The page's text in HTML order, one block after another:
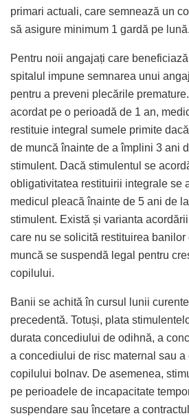
primari actuali, care semnează un
să asigure minimum 1 gardă pe lună.
Pentru noii angajați care
spitalul impune semnarea unui
pentru a preveni plecările
acordat pe o perioadă de 1 an,
restituie integral sumele primite
de muncă înainte de a împlini 3 ani
stimulent. Dacă stimulentul se
obligativitatea restituirii integrale se
medicul pleacă înainte de 5 ani de
stimulent. Există și varianta
care nu se solicită restituirea banilor
muncă se suspendă legal pentru
copilului.
Banii se achită în cursul lunii
precedentă. Totuși, plata
durata concediului de odihnă, a
a concediului de risc maternal sau
copilului bolnav. De asemenea,
pe perioadele de incapacitate
suspendare sau încetare a